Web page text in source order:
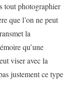
tout photographier
que l’on ne peut
la
qu’une
viser avec la
justement ce type